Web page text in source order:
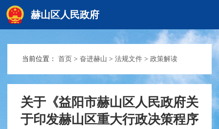
赫山区人民政府
赫山首页
政务要闻
当前位置： 首页 > 奋进赫山 > 法规文件 > 政策解读
关于《益阳市赫山区人民政府关
于印发赫山区重大行政决策程序